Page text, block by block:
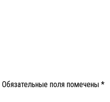
Обязательные поля помечены *